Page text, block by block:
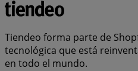
Tiendeo forma parte de
tecnológica que está
en todo el mundo.